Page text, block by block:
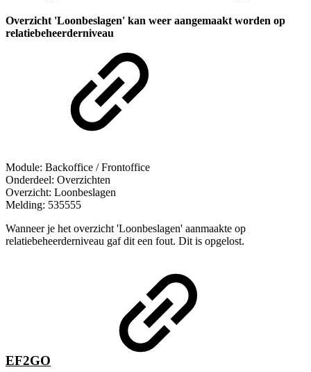
Overzicht 'Loonbeslagen' kan weer aangemaakt worden op
relatiebeheerderniveau
Module: Backoffice / Frontoffice
Onderdeel: Overzichten
Overzicht: Loonbeslagen
Melding: 535555
Wanneer je het overzicht 'Loonbeslagen' aanmaakte op
relatiebeheerderniveau gaf dit een fout. Dit is opgelost.
EF2GO